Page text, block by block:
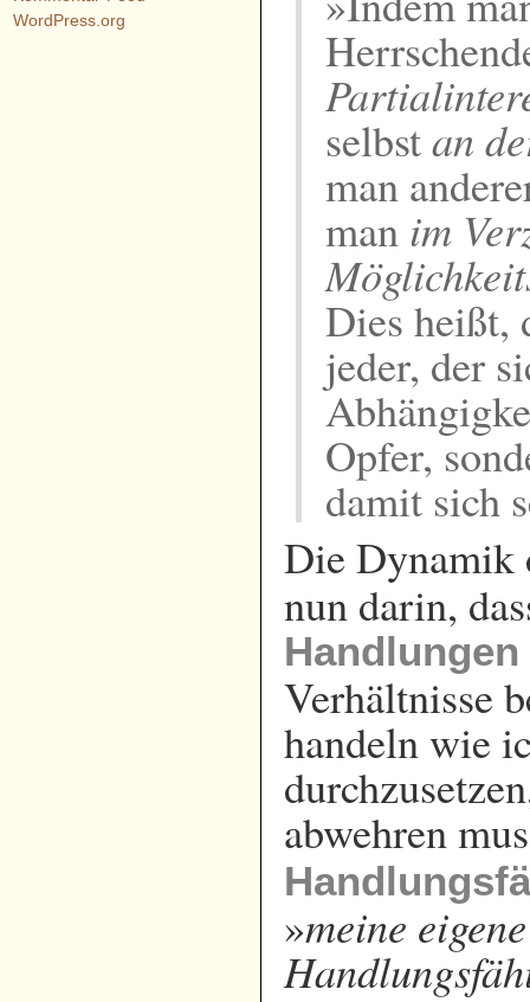
selbstan
man
man im
Dies heißt,
jeder, der
Opfer,
damit sich
Die
nun darin,
Handlungen
Verhältnisse
handeln wie
abwehren
»meine
WordPress.org